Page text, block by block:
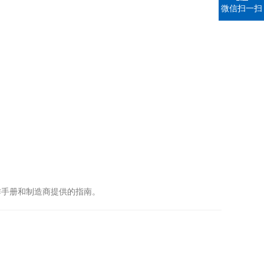
和制造商提供的指南。
微信扫一扫